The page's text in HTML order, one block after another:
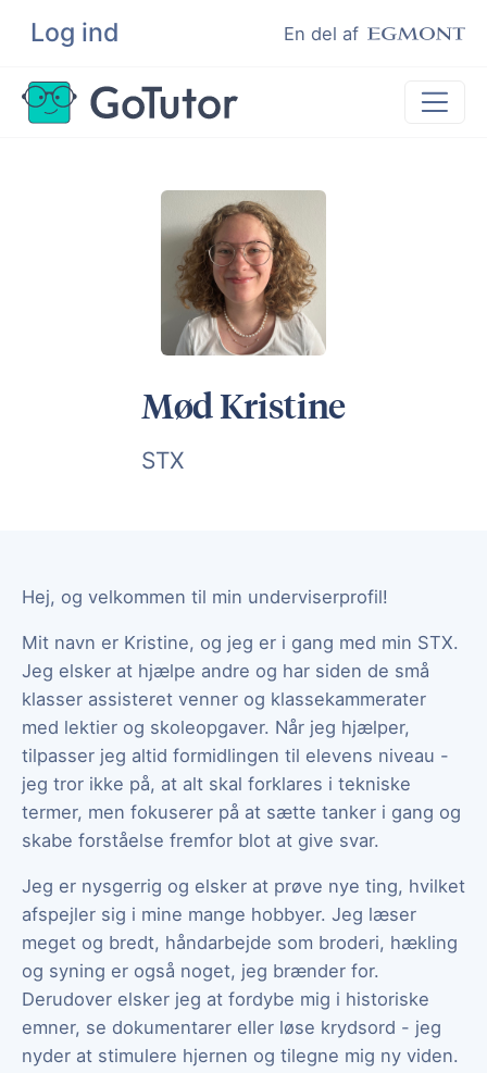
Log ind En del af
Søg
Lektiehjælp
Eksamenshjælp
Hjælp til ordblinde
Kundeudtalelser
Mød Kristine
STX
Hej, og velkommen til min underviserprofil!
Mit navn er Kristine, og jeg er i gang med min STX.
Jeg elsker at hjælpe andre og har siden de små
klasser assisteret venner og klassekammerater
med lektier og skoleopgaver. Når jeg hjælper,
tilpasser jeg altid formidlingen til elevens niveau -
jeg tror ikke på, at alt skal forklares i tekniske
termer, men fokuserer på at sætte tanker i gang og
skabe forståelse fremfor blot at give svar.
Jeg er nysgerrig og elsker at prøve nye ting, hvilket
afspejler sig i mine mange hobbyer. Jeg læser
meget og bredt, håndarbejde som broderi, hækling
og syning er også noget, jeg brænder for.
Derudover elsker jeg at fordybe mig i historiske
emner, se dokumentarer eller løse krydsord - jeg
nyder at stimulere hjernen og tilegne mig ny viden.